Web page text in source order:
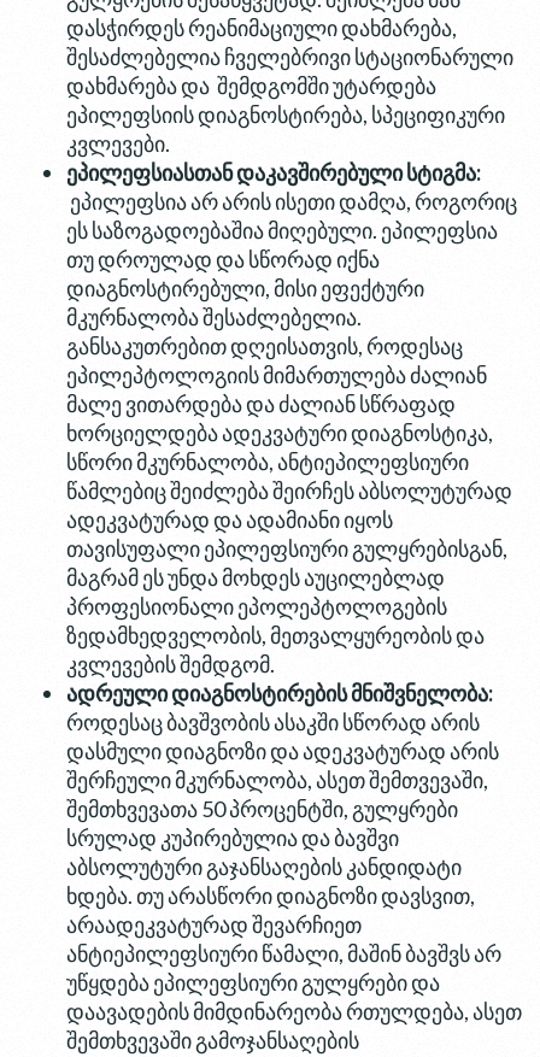
დასჭირდეს რეანიმაციული დახმარება,
შესაძლებელია ჩველებრივი სტაციონარული
დახმარება და შემდგომში უტარდება
ეპილეფსიის დიაგნოსტირება, სპეციფიკური
კვლევები.
ეპილეფსიასთანდაკავშირებულისტიგმა:
ეპილეფსია არ არის ისეთი დამღა, როგორიც
ეს საზოგადოებაშია მიღებული. ეპილეფსია
თუ დროულად და სწორად იქნა
დიაგნოსტირებული, მისი ეფექტური
მკურნალობა შესაძლებელია.
განსაკუთრებით დღეისათვის, როდესაც
ეპილეპტოლოგიის მიმართულება ძალიან
მალე ვითარდება და ძალიან სწრაფად
ხორციელდება ადეკვატური დიაგნოსტიკა,
სწორი მკურნალობა, ანტიეპილეფსიური
წამლებიც შეიძლება შეირჩეს აბსოლუტურად
ადეკვატურად და ადამიანი იყოს
თავისუფალი ეპილეფსიური გულყრებისგან,
მაგრამ ეს უნდა მოხდეს აუცილებლად
პროფესიონალი ეპოლეპტოლოგების
ზედამხედველობის, მეთვალყურეობის და
კვლევების შემდგომ.
ადრეულიდიაგნოსტირებისმნიშვნელობა:
როდესაც ბავშვობის ასაკში სწორად არის
დასმული დიაგნოზი და ადეკვატურად არის
შერჩეული მკურნალობა, ასეთ შემთვევაში,
შემთხვევათა 50 პროცენტში, გულყრები
სრულად კუპირებულია და ბავშვი
აბსოლუტური გაჯანსაღების კანდიდატი
ხდება. თუ არასწორი დიაგნოზი დავსვით,
არაადეკვატურად შევარჩიეთ
ანტიეპილეფსიური წამალი, მაშინ ბავშვს არ
უწყდება ეპილეფსიური გულყრები და
დაავადების მიმდინარეობა რთულდება, ასეთ
შემთხვევაში გამოჯანსაღების